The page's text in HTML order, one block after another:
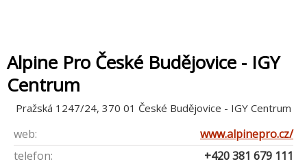
Alpine Pro České Budějovice - IGY
Centrum
Pražská 1247/24, 370 01 České Budějovice - IGY Centrum
web:
www.alpinepro.cz/
telefon:
+420 381 679 111